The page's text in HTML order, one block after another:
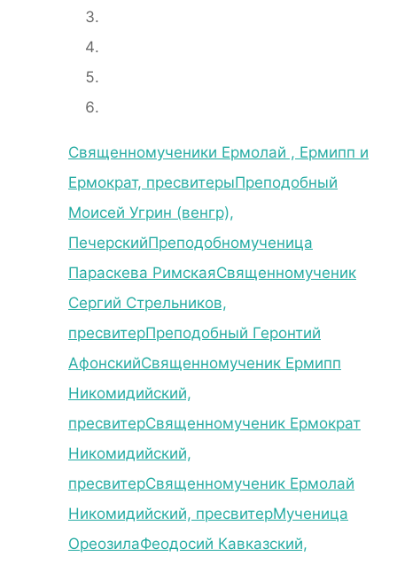
Священномученики Ермолай , Ермипп и
Ермократ, пресвитерыПреподобный
Моисей Угрин (венгр),
ПечерскийПреподобномученица
Параскева РимскаяСвященномученик
Сергий Стрельников,
пресвитерПреподобный Геронтий
АфонскийСвященномученик Ермипп
Никомидийский,
пресвитерСвященномученик Ермократ
Никомидийский,
пресвитерСвященномученик Ермолай
Никомидийский, пресвитерМученица
ОреозилаФеодосий Кавказский,